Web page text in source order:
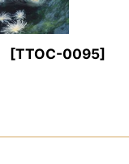
[TTOC-0095]